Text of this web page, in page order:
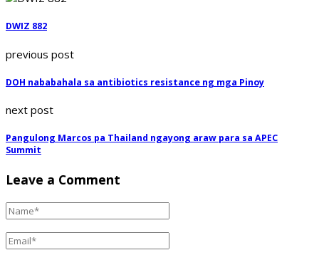
DWIZ 882
previous post
DOH nababahala sa antibiotics resistance ng mga Pinoy
next post
Pangulong Marcos pa Thailand ngayong araw para sa APEC
Summit
Leave a Comment